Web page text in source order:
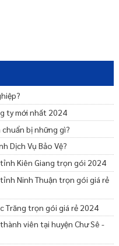
ty mới nhất 2024
bị những gì?
Dịch Vụ Bảo Vệ?
Kiên Giang trọn gói 2024
Ninh Thuận trọn gói giá rẻ
Trăng trọn gói giá rẻ 2024
viên tại huyện Chư Sê -